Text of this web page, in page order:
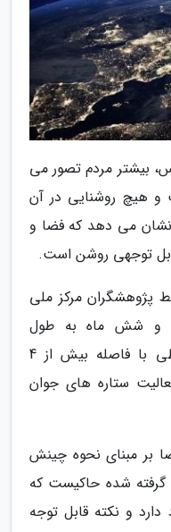
بیشتر مردم تصور می
و هیچ روشنایی در آن
نشان می دهد که فضا و
توجهی روشن است.
پژوهشگران مرکز ملی
و شش ماه به طول
انجامیده نشان می دهد که نقاطی با فاصله بیش از 4
ستاره های جوان
بر مبنای نحوه چینش
شده حاکیست که
و نکته قابل توجه